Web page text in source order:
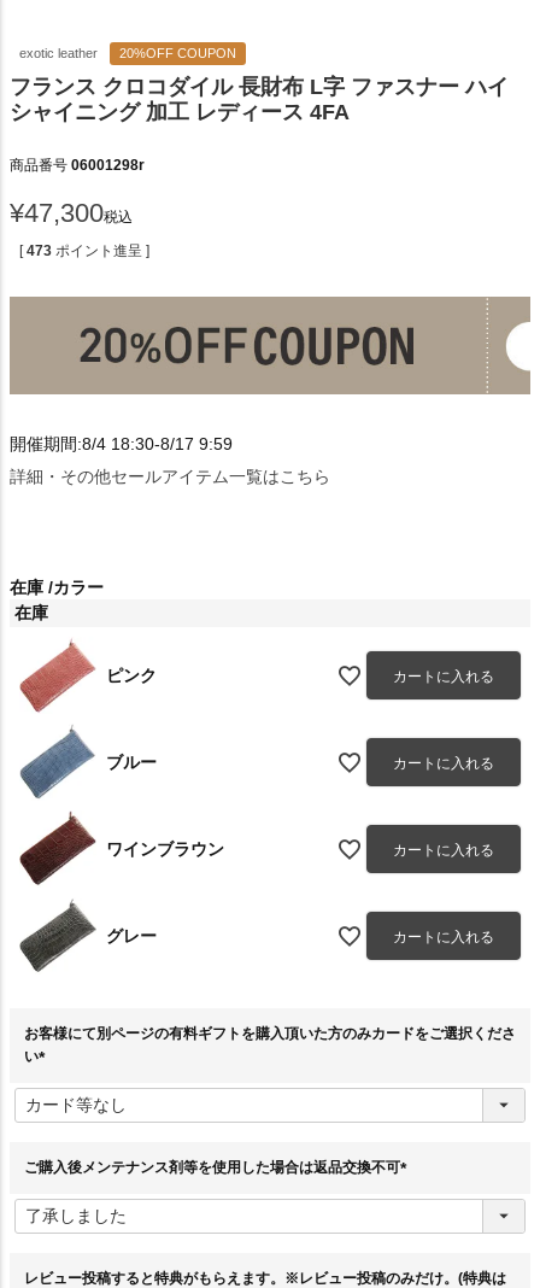
exotic leather 20%OFF COUPON
フランス クロコダイル 長財布 L字 ファスナー ハイ
シャイニング 加工 レディース 4FA
商品番号 06001298r
¥47,300税込
[ 473 ポイント進呈 ]
開催期間:8/4 18:30-8/17 9:59
詳細・その他セールアイテム一覧はこちら
在庫 カラー
在庫
ピンク カートに入れる
ブルー カートに入れる
ワインブラウン カートに入れる
グレー カートに入れる
お客様にて別ページの有料ギフトを購入頂いた方のみカードをご選択くださ
い
必
須
ご購入後メンテナンス剤等を使用した場合は返品交換不可
須
レビュー投稿すると特典がもらえます。※レビュー投稿のみだけ。(特典は